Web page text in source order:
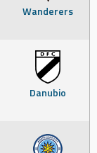
Wanderers
Danubio